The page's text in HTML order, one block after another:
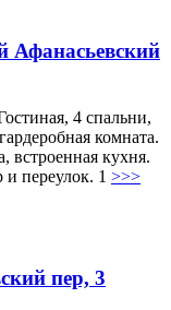
Афанасьевский
4 спальни,
комната.
встроенная кухня.
переулок. 1 >>>
пер, 3